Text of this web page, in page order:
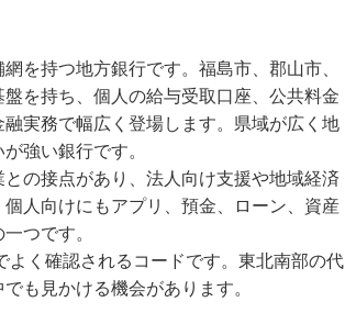
を持つ地方銀行です。福島市、郡山市、
を持ち、個人の給与受取口座、公共料金
実務で幅広く登場します。県域が広く地
強い銀行です。
の接点があり、法人向け支援や地域経済
人向けにもアプリ、預金、ローン、資産
つです。
く確認されるコードです。東北南部の代
も見かける機会があります。